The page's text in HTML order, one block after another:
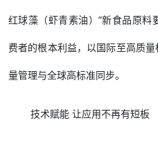
红球藻（虾青素油）”新食品原
费者的根本利益，以国际至高质
量管理与全球高标准同步。
技术赋能 让应用不再有短板